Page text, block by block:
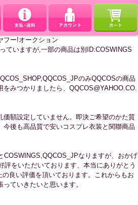
ション
ていますが,一部の商品は別ID:COSWINGS
のみQQCOSの商品
をみつかりましたら、QQCOS@YAHOO.CO.
額設定していません。即決ご希望のかた質
今後も高品質で安いコスプレ衣装と関聯商品
なりますが、おかげ
評をいただいております、本当にありがとう
良い評価を頂いております。これからもお
ていきたいと思います。